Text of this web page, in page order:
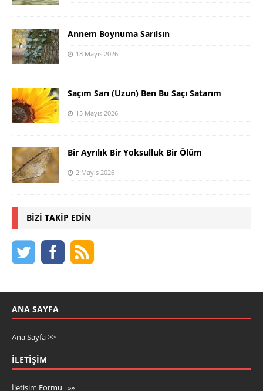
Annem Boynuma Sarılsın
18 Mayıs 2026
Saçım Sarı (Uzun) Ben Bu Saçı Satarım
15 Mayıs 2026
Bir Ayrılık Bir Yoksulluk Bir Ölüm
2 Mayıs 2026
BIZI TAKIP EDIN
ANA SAYFA
Ana Sayfa >>
İLETIŞIM
İletişim Formu »»